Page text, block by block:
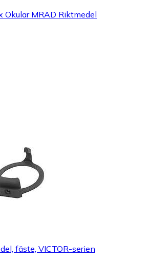
Okular MRAD Riktmedel
fäste, VICTOR-serien